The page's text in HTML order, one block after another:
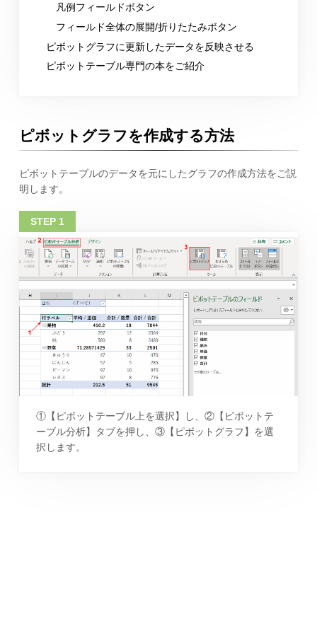
凡例フィールドボタン
フィールド全体の展開/折りたたみボタン
ピボットグラフに更新したデータを反映させる
ピボットテーブル専門の本をご紹介
ピボットグラフを作成する方法
ピボットテーブルのデータを元にしたグラフの作成方法をご説
明します。
①【ピボットテーブル上を選択】し、②【ピボットテ
ーブル分析】タブを押し、③【ピボットグラフ】を選
択します。